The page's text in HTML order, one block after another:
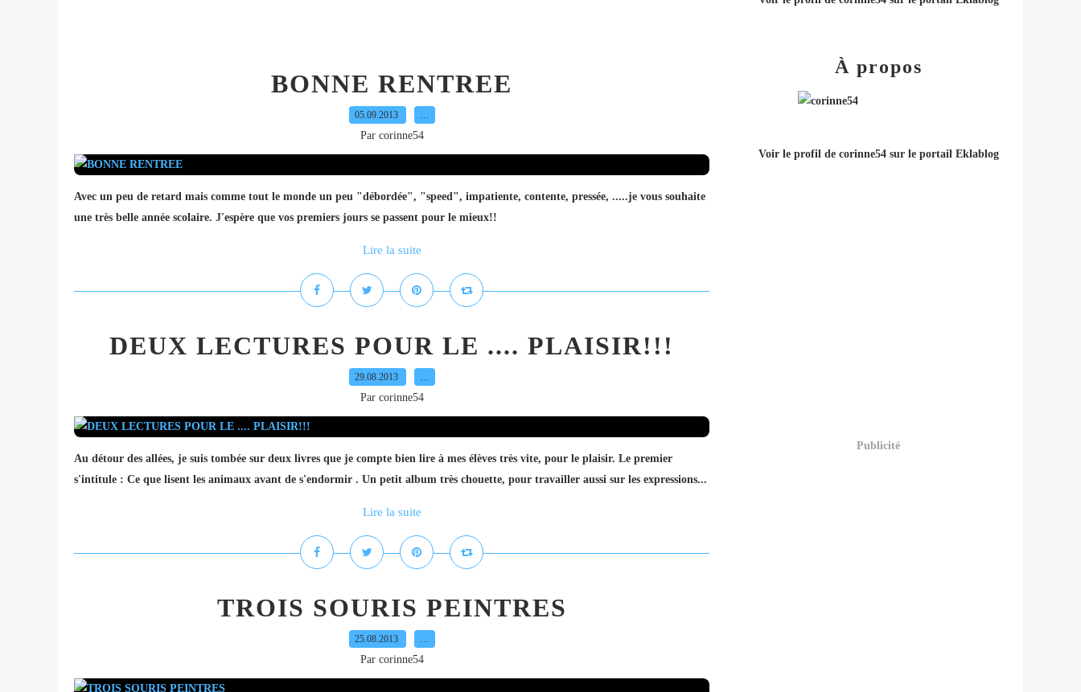
BONNE RENTREE
05.09.2013 …
Par corinne54
Avec un peu de retard mais comme tout le monde un peu "débordée", "speed", impatiente, contente, pressée, .....je vous souhaite
une très belle année scolaire. J'espère que vos premiers jours se passent pour le mieux!!
Lire la suite
DEUX LECTURES POUR LE .... PLAISIR!!!
29.08.2013 …
Par corinne54
Au détour des allées, je suis tombée sur deux livres que je compte bien lire à mes élèves très vite, pour le plaisir. Le premier
s'intitule : Ce que lisent les animaux avant de s'endormir . Un petit album très chouette, pour travailler aussi sur les expressions...
Lire la suite
TROIS SOURIS PEINTRES
25.08.2013 …
Par corinne54
À propos
Voir le profil de corinne54sur le portail Eklablog
Publicité